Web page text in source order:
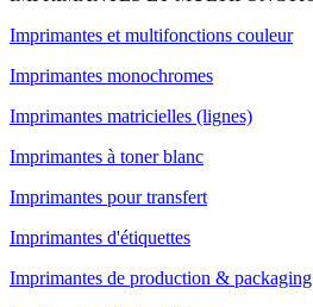
Imprimantes et multifonctions couleur
Imprimantes monochromes
Imprimantes matricielles (lignes)
Imprimantes à toner blanc
Imprimantes pour transfert
Imprimantes d'étiquettes
Imprimantes de production & packaging